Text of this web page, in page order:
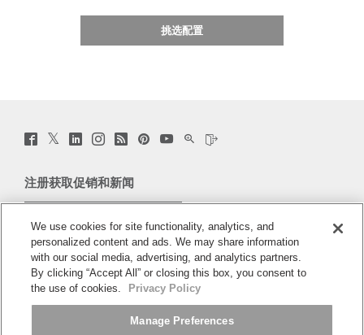
挑选配置
Facebook
(opens
Twitter
(opens
LinkedIn
(opens
Instagram
(opens
Humanscale
Blog
window)
PinterstYouTubeWeChat
(opens
注册获取促销和新闻
关于
人体工程学
We use cookies for site functionality, analytics, and
personalized content and ads. We may share information
with our social media, advertising, and analytics partners.
By clicking “Accept All” or closing this box, you consent to
the use of cookies.
Privacy Policy
Manage Preferences